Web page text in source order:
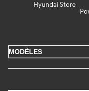
Hyundai Store
MODÈLES